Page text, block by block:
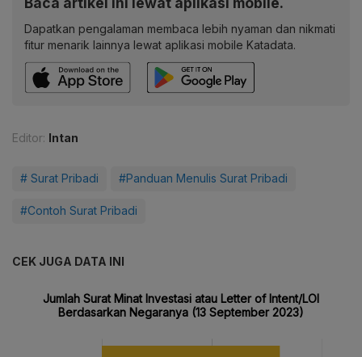
Dapatkan pengalaman membaca lebih nyaman dan nikmati
fitur menarik lainnya lewat aplikasi mobile Katadata.
Editor: Intan
# Surat Pribadi #Panduan Menulis Surat Pribadi
#Contoh Surat Pribadi
CEK JUGA DATA INI